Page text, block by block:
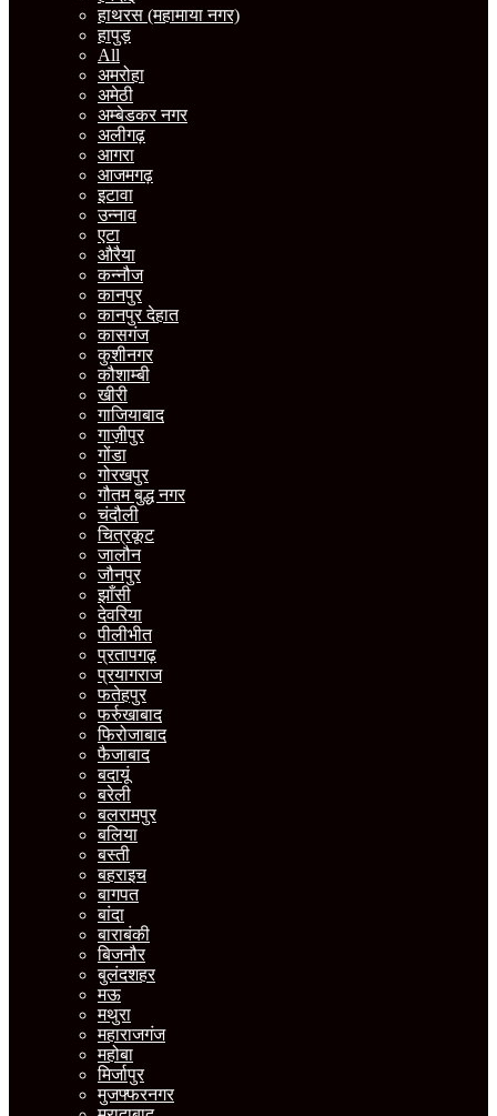
हाथरस (महामाया नगर)
हापुड़
All
अमरोहा
अमेठी
अम्बेडकर नगर
अलीगढ़
आगरा
आजमगढ़
इटावा
उन्नाव
एटा
औरैया
कन्नौज
कानपुर
कानपुर देहात
कासगंज
कुशीनगर
कौशाम्बी
खीरी
गाजियाबाद
गाज़ीपुर
गोंडा
गोरखपुर
गौतम बुद्ध नगर
चंदौली
चित्रकूट
जालौन
जौनपुर
झाँसी
देवरिया
पीलीभीत
प्रतापगढ़
प्रयागराज
फतेहपुर
फर्रुखाबाद
फिरोजाबाद
फैजाबाद
बदायूं
बरेली
बलरामपुर
बलिया
बस्ती
बहराइच
बागपत
बांदा
बाराबंकी
बिजनौर
बुलंदशहर
मऊ
मथुरा
महाराजगंज
महोबा
मिर्जापुर
मुजफ्फरनगर